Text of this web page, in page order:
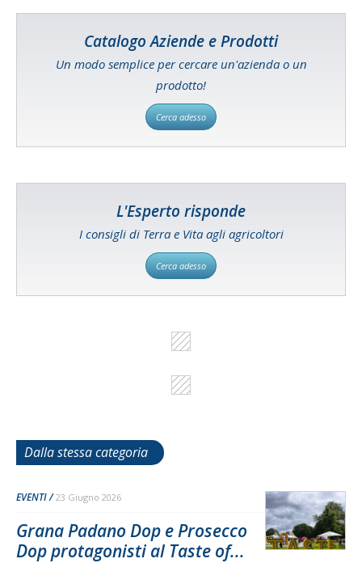
Catalogo Aziende e Prodotti
Un modo semplice per cercare un'azienda o un
prodotto!
Cerca adesso
L'Esperto risponde
I consigli di Terra e Vita agli agricoltori
Cerca adesso
Dalla stessa categoria
EVENTI 23 Giugno 2026
Grana Padano Dop e Prosecco
Dop protagonisti al Taste of...